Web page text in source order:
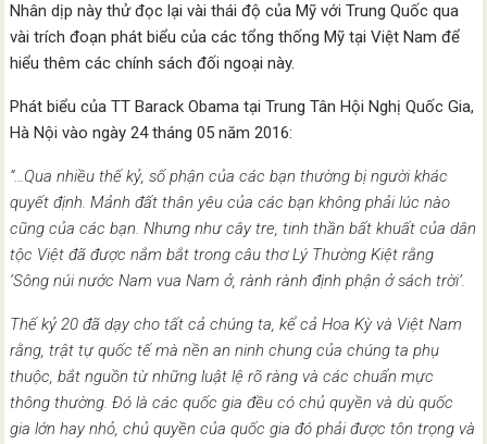
Nhân dịp này thử đọc lại vài thái độ của Mỹ với Trung Quốc qua
vài trích đoạn phát biểu của các tổng thống Mỹ tại Việt Nam để
hiểu thêm các chính sách đối ngoại này.
Phát biểu của TT Barack Obama tại Trung Tân Hội Nghị Quốc Gia,
Hà Nội vào ngày 24 tháng 05 năm 2016:
“…Qua nhiều thế kỷ, số phận của các bạn thường bị người khác
quyết định. Mảnh đất thân yêu của các bạn không phải lúc nào
cũng của các bạn. Nhưng như cây tre, tinh thần bất khuất của dân
tộc Việt đã được nắm bắt trong câu thơ Lý Thường Kiệt rằng
‘Sông núi nước Nam vua Nam ở, rành rành định phận ở sách trời’.
Thế kỷ 20 đã dạy cho tất cả chúng ta, kể cả Hoa Kỳ và Việt Nam
rằng, trật tự quốc tế mà nền an ninh chung của chúng ta phụ
thuộc, bắt nguồn từ những luật lệ rõ ràng và các chuẩn mực
thông thường. Đó là các quốc gia đều có chủ quyền và dù quốc
gia lớn hay nhỏ, chủ quyền của quốc gia đó phải được tôn trọng và